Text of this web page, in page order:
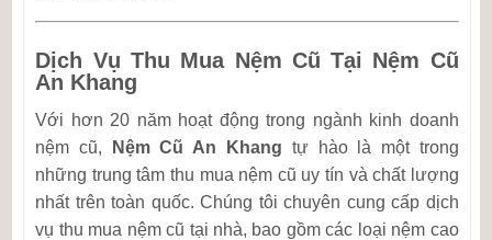
Dịch Vụ Thu Mua Nệm Cũ Tại Nệm Cũ
An Khang
Với hơn 20 năm hoạt động trong ngành kinh doanh
nệm cũ,
Nệm Cũ An Khang tự hào là một trong
những trung tâm thu mua nệm cũ uy tín và chất lượng
nhất trên toàn quốc. Chúng tôi chuyên cung cấp dịch
vụ thu mua nệm cũ tại nhà, bao gồm các loại nệm cao